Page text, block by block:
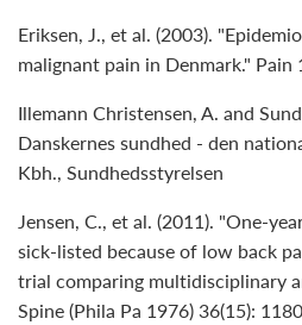
Eriksen, J., et al. (2003).
malignant pain in Denmark." Pain
Illemann Christensen, A. and
Danskernes sundhed - den
Kbh., Sundhedsstyrelsen
Jensen, C., et al. (2011). "One-
sick-listed because of low back
trial comparing multidisciplinary
Spine (Phila Pa 1976) 36(15):